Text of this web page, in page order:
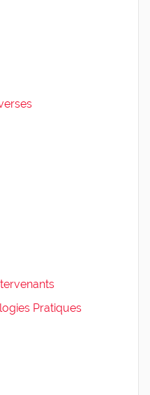
Pratiques